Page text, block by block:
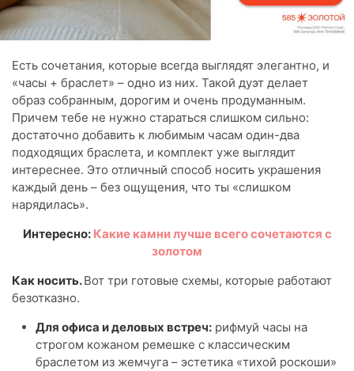
Есть сочетания, которые всегда выглядят элегантно, и
«часы + браслет» – одно из них. Такой дуэт делает
образ собранным, дорогим и очень продуманным.
Причем тебе не нужно стараться слишком сильно:
достаточно добавить к любимым часам один-два
подходящих браслета, и комплект уже выглядит
интереснее. Это отличный способ носить украшения
каждый день – без ощущения, что ты «слишком
нарядилась».
Интересно: Какие камни лучше всего сочетаются с
золотом
Как носить.Вот три готовые схемы, которые работают
безотказно.
Для офиса и деловых встреч: рифмуй часы на
строгом кожаном ремешке с классическим
браслетом из жемчуга – эстетика «тихой роскоши»